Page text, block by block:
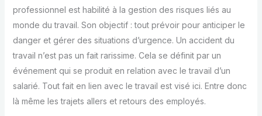
professionnel est habilité à la gestion des risques liés au
monde du travail. Son objectif : tout prévoir pour anticiper le
danger et gérer des situations d’urgence. Un accident du
travail n’est pas un fait rarissime. Cela se définit par un
événement qui se produit en relation avec le travail d’un
salarié. Tout fait en lien avec le travail est visé ici. Entre donc
là même les trajets allers et retours des employés.